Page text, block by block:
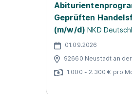
Geprüften
(m/w/d) NKD
01.09.2026
92660 Neustadt an
1.000 - 2.300 € pro